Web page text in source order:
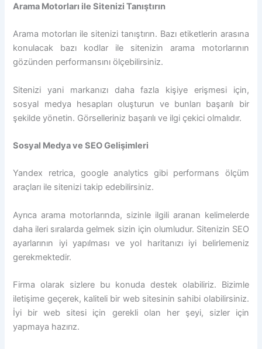
Arama Motorları ile Sitenizi Tanıştırın
Arama motorları ile sitenizi tanıştırın. Bazı etiketlerin arasına
konulacak bazı kodlar ile sitenizin arama motorlarının
gözünden performansını ölçebilirsiniz.
Sitenizi yani markanızı daha fazla kişiye erişmesi için,
sosyal medya hesapları oluşturun ve bunları başarılı bir
şekilde yönetin. Görselleriniz başarılı ve ilgi çekici olmalıdır.
Sosyal Medya ve SEO Gelişimleri
Yandex retrica, google analytics gibi performans ölçüm
araçları ile sitenizi takip edebilirsiniz.
Ayrıca arama motorlarında, sizinle ilgili aranan kelimelerde
daha ileri sıralarda gelmek sizin için olumludur. Sitenizin SEO
ayarlarının iyi yapılması ve yol haritanızı iyi belirlemeniz
gerekmektedir.
Firma olarak sizlere bu konuda destek olabiliriz. Bizimle
iletişime geçerek, kaliteli bir web sitesinin sahibi olabilirsiniz.
İyi bir web sitesi için gerekli olan her şeyi, sizler için
yapmaya hazırız.